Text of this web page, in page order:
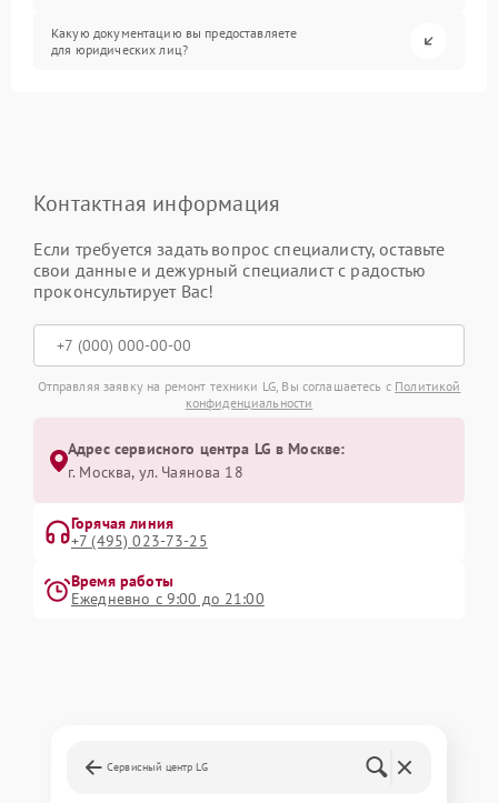
Какую документацию вы предоставляете
для юридических лиц?
Контактная информация
Если требуется задать вопрос специалисту, оставьте
свои данные и дежурный специалист с радостью
проконсультирует Вас!
Отправляя заявку на ремонт техники LG, Вы соглашаетесь с Политикой
конфиденциальности
Адрес сервисного центра LG в Москве:
г. Москва, ул. Чаянова 18
Горячая линия
+7 (495) 023-73-25
Время работы
Ежедневно с 9:00 до 21:00
Сервисный центр LG